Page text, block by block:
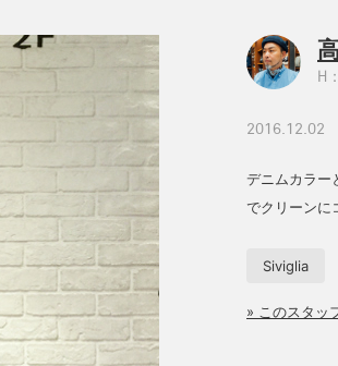
H
2016.12.02
デニムカラー
でクリーンに
Siviglia
» このスタッ